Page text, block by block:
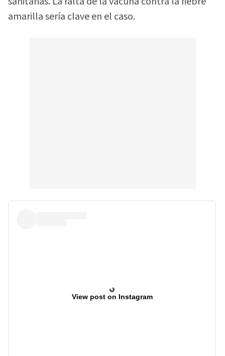
amarilla sería clave en el caso.
View post on Instagram